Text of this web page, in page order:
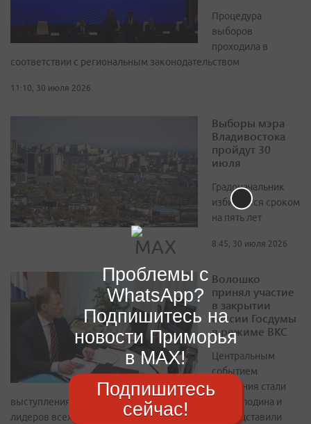
Процедура
выборов
проходила в
соответствии с региональным законодательством
11:10, 30 июля 2026
Выборы мэра
Владивостока
пройдут 30
июля
Градоначальник
избирается сроком
на пять лет
8:45, 30 июля 2026
Волошко
принял участие
в закрытии
сессии Госдумы
в режиме ВКС
Центральным
событием
заседания стали
выступления председателя Госдумы Вячеслава Володина и
лидеров всех пяти думских фракций, которые представили
Проблемы с
WhatsApp?
Подпишитесь на
новости Приморья
в MAX!
Подпишитесь
сейчас!